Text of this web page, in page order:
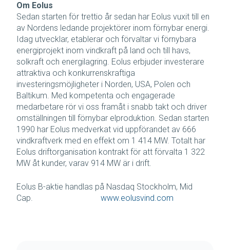
Om Eolus
Sedan starten för trettio år sedan har Eolus vuxit till en
av Nordens ledande projektörer inom förnybar energi.
Idag utvecklar, etablerar och förvaltar vi förnybara
energiprojekt inom vindkraft på land och till havs,
solkraft och energilagring. Eolus erbjuder investerare
attraktiva och konkurrenskraftiga
investeringsmöjligheter i Norden, USA, Polen och
Baltikum. Med kompetenta och engagerade
medarbetare rör vi oss framåt i snabb takt och driver
omställningen till förnybar elproduktion. Sedan starten
1990 har Eolus medverkat vid uppförandet av 666
vindkraftverk med en effekt om 1 414 MW. Totalt har
Eolus driftorganisation kontrakt för att förvalta 1 322
MW åt kunder, varav 914 MW är i drift.
Eolus B-aktie handlas på Nasdaq Stockholm, Mid
Cap. www.eolusvind.com